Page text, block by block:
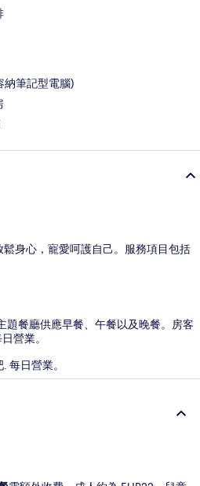
納筆記型電腦)
鬆身心，寵愛呵護自己。服務項目包括
題餐廳供應早餐、午餐以及晚餐。房客
營業。
每日營業。